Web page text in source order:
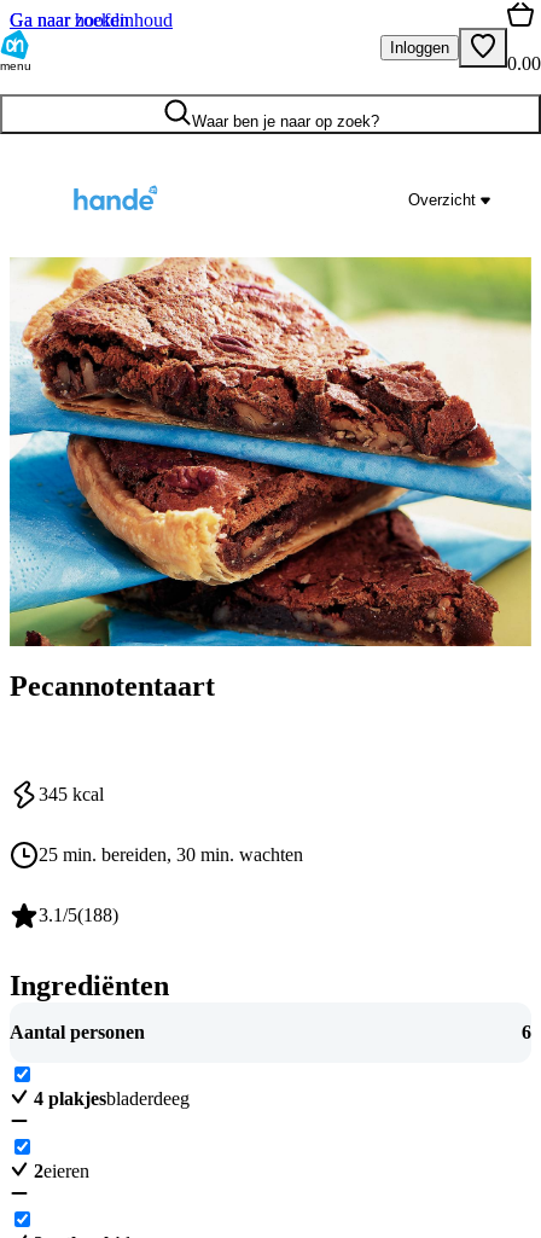
Ga naar hoofdinhoud
Ga naar zoeken
menu
Inloggen
0.00
Waar ben je naar op zoek?
Overzicht
Pecannotentaart
345 kcal
25 min. bereiden, 30 min. wachten
3.1/5(188)
Ingrediënten
Aantal personen 6
4 plakjesbladerdeeg
2eieren